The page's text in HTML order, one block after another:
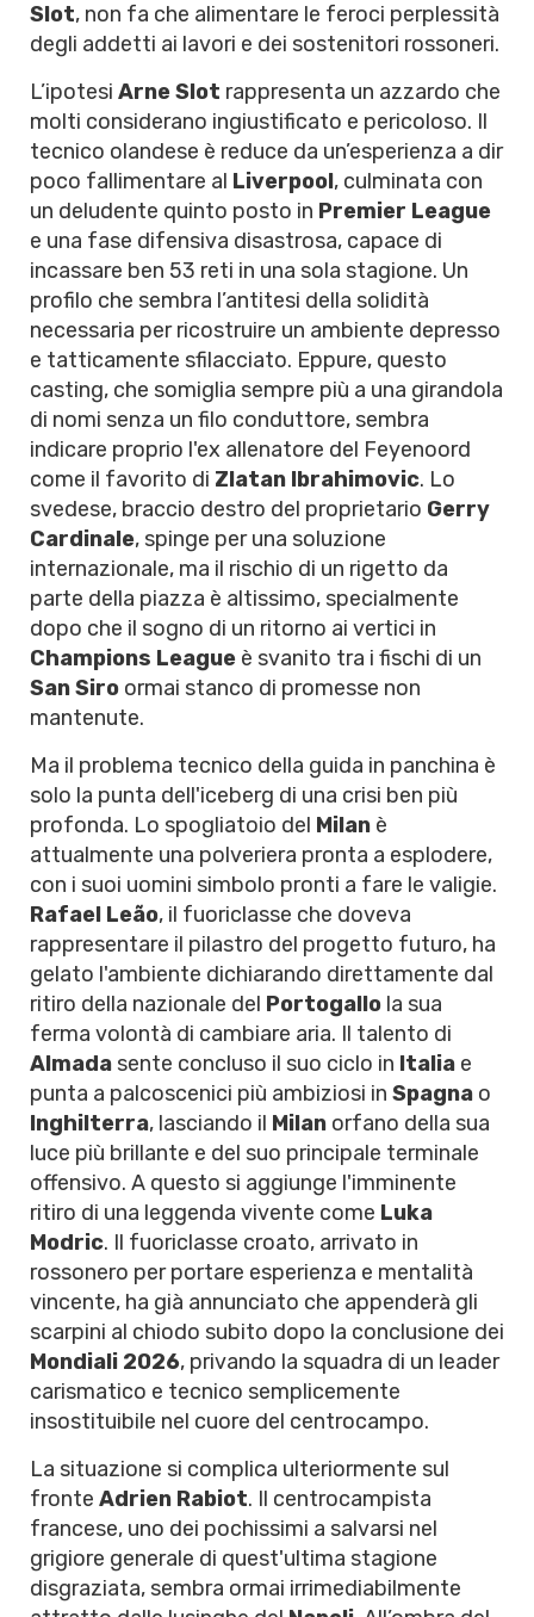
Slot, non fa che alimentare le feroci perplessità
degli addetti ai lavori e dei sostenitori rossoneri.
L’ipotesi Arne Slot rappresenta un azzardo che
molti considerano ingiustificato e pericoloso. Il
tecnico olandese è reduce da un’esperienza a dir
poco fallimentare al Liverpool, culminata con
un deludente quinto posto in Premier League
e una fase difensiva disastrosa, capace di
incassare ben 53 reti in una sola stagione. Un
profilo che sembra l’antitesi della solidità
necessaria per ricostruire un ambiente depresso
e tatticamente sfilacciato. Eppure, questo
casting, che somiglia sempre più a una girandola
di nomi senza un filo conduttore, sembra
indicare proprio l'ex allenatore del Feyenoord
come il favorito di Zlatan Ibrahimovic. Lo
svedese, braccio destro del proprietario Gerry
Cardinale, spinge per una soluzione
internazionale, ma il rischio di un rigetto da
parte della piazza è altissimo, specialmente
dopo che il sogno di un ritorno ai vertici in
Champions League è svanito tra i fischi di un
San Siro ormai stanco di promesse non
mantenute.
Ma il problema tecnico della guida in panchina è
solo la punta dell'iceberg di una crisi ben più
profonda. Lo spogliatoio del Milan è
attualmente una polveriera pronta a esplodere,
con i suoi uomini simbolo pronti a fare le valigie.
Rafael Leão, il fuoriclasse che doveva
rappresentare il pilastro del progetto futuro, ha
gelato l'ambiente dichiarando direttamente dal
ritiro della nazionale del Portogallo la sua
ferma volontà di cambiare aria. Il talento di
Almada sente concluso il suo ciclo in Italia e
punta a palcoscenici più ambiziosi in Spagna o
Inghilterra, lasciando il Milan orfano della sua
luce più brillante e del suo principale terminale
offensivo. A questo si aggiunge l'imminente
ritiro di una leggenda vivente come Luka
Modric. Il fuoriclasse croato, arrivato in
rossonero per portare esperienza e mentalità
vincente, ha già annunciato che appenderà gli
scarpini al chiodo subito dopo la conclusione dei
Mondiali 2026, privando la squadra di un leader
carismatico e tecnico semplicemente
insostituibile nel cuore del centrocampo.
La situazione si complica ulteriormente sul
fronte Adrien Rabiot. Il centrocampista
francese, uno dei pochissimi a salvarsi nel
grigiore generale di quest'ultima stagione
disgraziata, sembra ormai irrimediabilmente